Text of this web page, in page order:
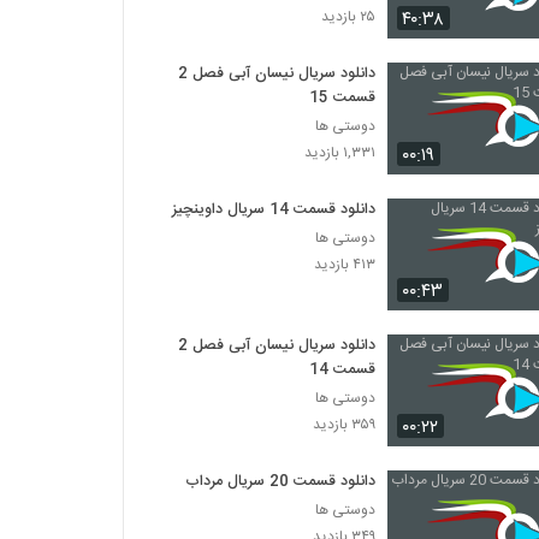
قسمت هفتم هیولا
۹,۰۳۵ بازدید
دانلود قسمت 17 نهنگ آبی (سریال)(قانونی) |
(قسمت هفدهم)
دانلود قسمت 9 سالهای دور از خانه (سریال)
(قانونی) | ( قسمت نهم )
۱۲,۰۶۷ بازدید
قسمت نهم سالهای دور از خانه (سریال)(قانونی) |
( قسمت 9 )
۷,۱۰۵ بازدید
قسمت نهم سالهای دور از خانه (سریال)(قانونی) |
قسمت 9
۶,۳۱۶ بازدید
۴۰:۳۸
۲۵ بازدید
۰۰:۱۹
دانلود سریال نیسان آبی فصل 2
قسمت 15
دوستی ها
۱,۳۳۱ بازدید
۰۰:۴۳
دانلود قسمت 14 سریال داوینچیز
دوستی ها
۴۱۳ بازدید
۰۰:۲۲
دانلود سریال نیسان آبی فصل 2
قسمت 14
دوستی ها
۳۵۹ بازدید
دانلود قسمت 20 سریال مرداب
دوستی ها